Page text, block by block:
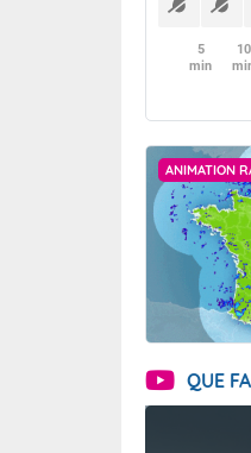
5
min
10
ANIMATION
QUE